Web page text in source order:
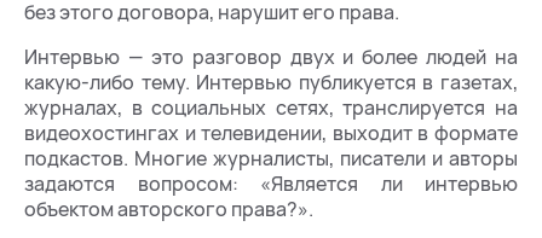
без этого договора, нарушит его права.
Интервью — это разговор двух и более людей на
какую-либо тему. Интервью публикуется в газетах,
журналах, в социальных сетях, транслируется на
видеохостингах и телевидении, выходит в формате
подкастов. Многие журналисты, писатели и авторы
задаются вопросом: «Является ли интервью
объектом авторского права?».